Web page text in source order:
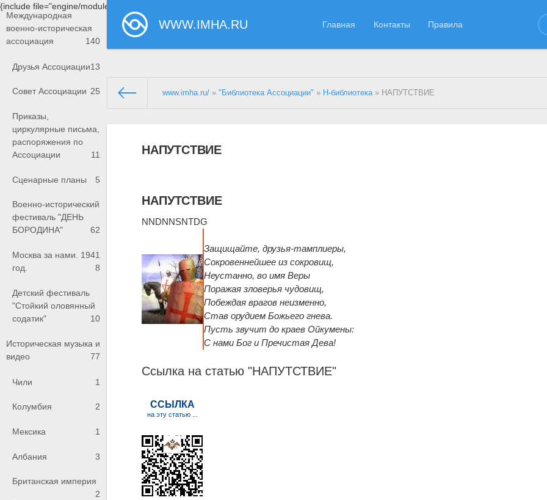
{include file="engine/modules/saperu/head.php"}
WWW.IMHA.RU Главная Контакты Правила
Международная
военно-историческая
ассоциация
140
Друзья Ассоциации13
Совет Ассоциации 25
Приказы,
циркулярные письма,
распоряжения по
Ассоциации
11
Сценарные планы 5
Военно-исторический
фестиваль "ДЕНЬ
БОРОДИНА"
62
Москва за нами. 1941
год.
8
Детский фестиваль
"Стойкий оловянный
содатик"
10
Историческая музыка и
видео
77
Чили 1
Колумбия 2
Мексика 1
Албания 3
Британская империя
2
www.imha.ru/ »"Библиотека Ассоциации" » Н-библиотека» НАПУТСТВИЕ
НАПУТСТВИЕ
НАПУТСТВИЕ
NNDNNSNTDG
Защищайте, друзья-тамплиеры,
Сокровеннейшее из сокровищ,
Неустанно, во имя Веры
Поражая зловерья чудовищ,
Побеждая врагов неизменно,
Став орудием Божьего гнева.
Пусть звучит до краев Ойкумены:
С нами Бог и Пречистая Дева!
Ссылка на статью "НАПУТСТВИЕ"